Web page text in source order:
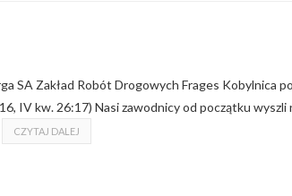
SA Zakład Robót Drogowych Frages Kobylnica
IV kw. 26:17) Nasi zawodnicy od początku wyszli
CZYTAJ DALEJ